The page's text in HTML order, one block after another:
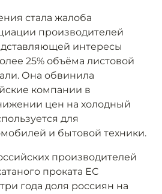
стала жалоба
производителей
интересы
25% объёма листовой
Она обвинила
компании в
цен на холодный
для
и бытовой техники.
производителей
проката ЕС
три года доля россиян на